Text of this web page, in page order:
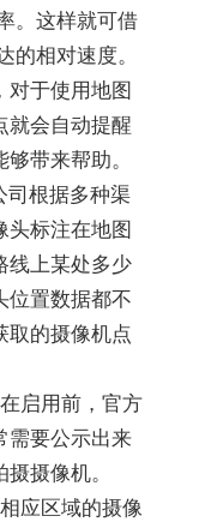
。这样就可借
相对速度。
对于使用地图
就会自动提醒
带来帮助。
司根据多种渠
头标注在地图
线上某处多少
位置数据都不
取的摄像机点
启用前，官方
需要公示出来
摄像机。
应区域的摄像